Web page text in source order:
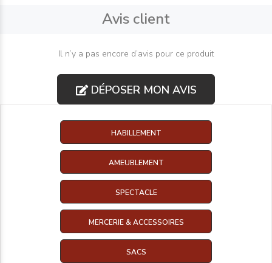
Avis client
Il n’y a pas encore d’avis pour ce produit
DÉPOSER MON AVIS
HABILLEMENT
AMEUBLEMENT
SPECTACLE
MERCERIE & ACCESSOIRES
SACS